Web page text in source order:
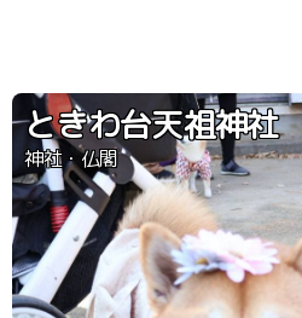
ときわ台天祖神社
神社・仏閣